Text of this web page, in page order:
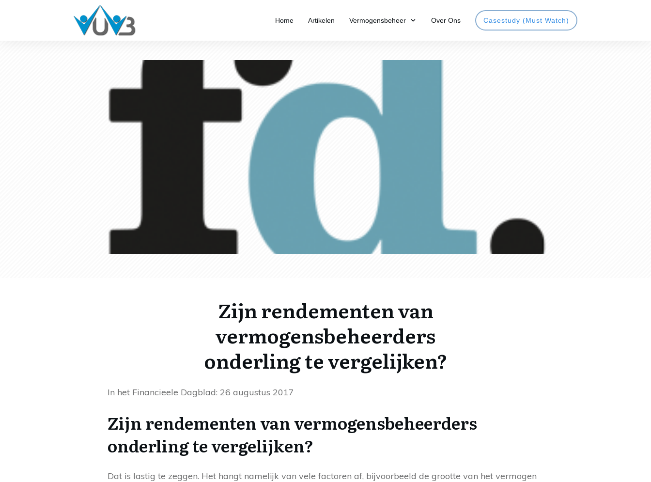
Home Artikelen Vermogensbeheer Over Ons Casestudy (Must Watch)
Zijn rendementen van
vermogensbeheerders
onderling te vergelijken?
In het Financieele Dagblad: 26 augustus 2017
Zijn rendementen van vermogensbeheerders
onderling te vergelijken?
Dat is lastig te zeggen. Het hangt namelijk van vele factoren af, bijvoorbeeld de grootte van het vermogen